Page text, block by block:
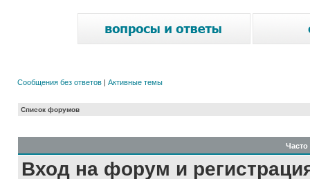
Сообщения без ответов | Активные темы
Список форумов
Вход на форум и